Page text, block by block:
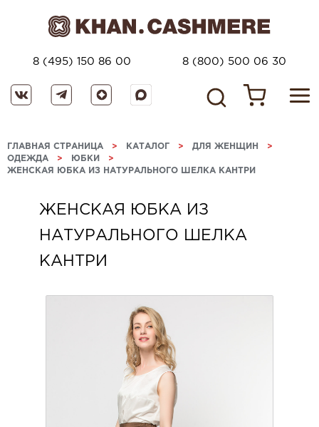
8 (495) 150 86 00 8 (800) 500 06 30
ГЛАВНАЯ СТРАНИЦА > КАТАЛОГ > ДЛЯ ЖЕНЩИН >
ОДЕЖДА > ЮБКИ >
ЖЕНСКАЯ ЮБКА ИЗ НАТУРАЛЬНОГО ШЕЛКА КАНТРИ
ЖЕНСКАЯ ЮБКА ИЗ
НАТУРАЛЬНОГО ШЕЛКА
КАНТРИ